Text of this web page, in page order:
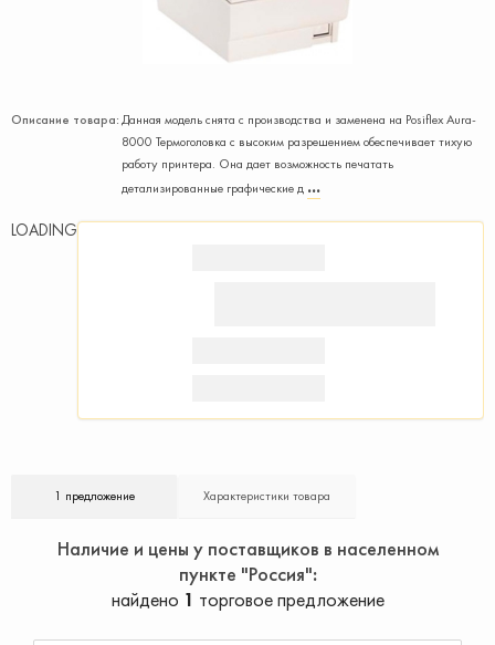
Описание товара:Данная модель снята с производства и заменена на Posiflex Aura-
8000 Термоголовка с высоким разрешением обеспечивает тихую
работу принтера. Она дает возможность печатать
детализированные графические д
LOADING
1 предложение Характеристики товара
Наличие и цены у поставщиков в населенном
пункте "Россия"
найдено 1 торговое предложение